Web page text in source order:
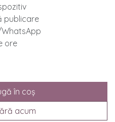
publicare
ore
în coș
acum